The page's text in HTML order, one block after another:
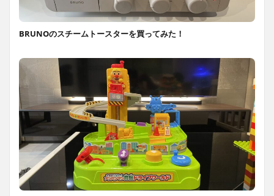
BRUNOのスチームトースターを買ってみた！